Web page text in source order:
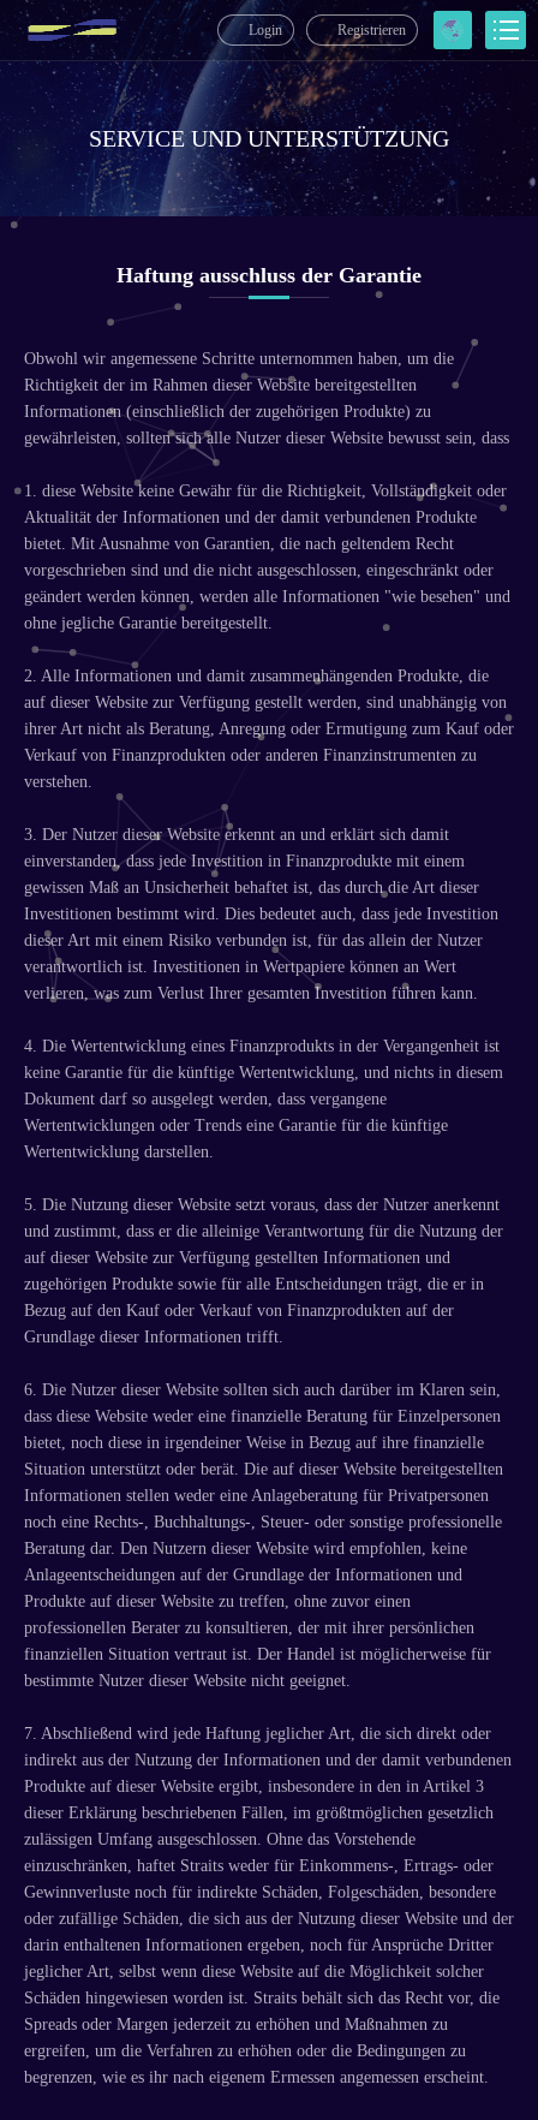
Login Registrieren
SERVICE UND UNTERSTÜTZUNG
Haftung ausschluss der Garantie
Obwohl wir angemessene Schritte unternommen haben, um die
Richtigkeit der im Rahmen dieser Website bereitgestellten
Informationen (einschließlich der zugehörigen Produkte) zu
gewährleisten, sollten sich alle Nutzer dieser Website bewusst sein, dass
1. diese Website keine Gewähr für die Richtigkeit, Vollständigkeit oder
Aktualität der Informationen und der damit verbundenen Produkte
bietet. Mit Ausnahme von Garantien, die nach geltendem Recht
vorgeschrieben sind und die nicht ausgeschlossen, eingeschränkt oder
geändert werden können, werden alle Informationen "wie besehen" und
ohne jegliche Garantie bereitgestellt.
2. Alle Informationen und damit zusammenhängenden Produkte, die
auf dieser Website zur Verfügung gestellt werden, sind unabhängig von
ihrer Art nicht als Beratung, Anregung oder Ermutigung zum Kauf oder
Verkauf von Finanzprodukten oder anderen Finanzinstrumenten zu
verstehen.
3. Der Nutzer dieser Website erkennt an und erklärt sich damit
einverstanden, dass jede Investition in Finanzprodukte mit einem
gewissen Maß an Unsicherheit behaftet ist, das durch die Art dieser
Investitionen bestimmt wird. Dies bedeutet auch, dass jede Investition
dieser Art mit einem Risiko verbunden ist, für das allein der Nutzer
verantwortlich ist. Investitionen in Wertpapiere können an Wert
verlieren, was zum Verlust Ihrer gesamten Investition führen kann.
4. Die Wertentwicklung eines Finanzprodukts in der Vergangenheit ist
keine Garantie für die künftige Wertentwicklung, und nichts in diesem
Dokument darf so ausgelegt werden, dass vergangene
Wertentwicklungen oder Trends eine Garantie für die künftige
Wertentwicklung darstellen.
5. Die Nutzung dieser Website setzt voraus, dass der Nutzer anerkennt
und zustimmt, dass er die alleinige Verantwortung für die Nutzung der
auf dieser Website zur Verfügung gestellten Informationen und
zugehörigen Produkte sowie für alle Entscheidungen trägt, die er in
Bezug auf den Kauf oder Verkauf von Finanzprodukten auf der
Grundlage dieser Informationen trifft.
6. Die Nutzer dieser Website sollten sich auch darüber im Klaren sein,
dass diese Website weder eine finanzielle Beratung für Einzelpersonen
bietet, noch diese in irgendeiner Weise in Bezug auf ihre finanzielle
Situation unterstützt oder berät. Die auf dieser Website bereitgestellten
Informationen stellen weder eine Anlageberatung für Privatpersonen
noch eine Rechts-, Buchhaltungs-, Steuer- oder sonstige professionelle
Beratung dar. Den Nutzern dieser Website wird empfohlen, keine
Anlageentscheidungen auf der Grundlage der Informationen und
Produkte auf dieser Website zu treffen, ohne zuvor einen
professionellen Berater zu konsultieren, der mit ihrer persönlichen
finanziellen Situation vertraut ist. Der Handel ist möglicherweise für
bestimmte Nutzer dieser Website nicht geeignet.
7. Abschließend wird jede Haftung jeglicher Art, die sich direkt oder
indirekt aus der Nutzung der Informationen und der damit verbundenen
Produkte auf dieser Website ergibt, insbesondere in den in Artikel 3
dieser Erklärung beschriebenen Fällen, im größtmöglichen gesetzlich
zulässigen Umfang ausgeschlossen. Ohne das Vorstehende
einzuschränken, haftet Straits weder für Einkommens-, Ertrags- oder
Gewinnverluste noch für indirekte Schäden, Folgeschäden, besondere
oder zufällige Schäden, die sich aus der Nutzung dieser Website und der
darin enthaltenen Informationen ergeben, noch für Ansprüche Dritter
jeglicher Art, selbst wenn diese Website auf die Möglichkeit solcher
Schäden hingewiesen worden ist. Straits behält sich das Recht vor, die
Spreads oder Margen jederzeit zu erhöhen und Maßnahmen zu
ergreifen, um die Verfahren zu erhöhen oder die Bedingungen zu
begrenzen, wie es ihr nach eigenem Ermessen angemessen erscheint.